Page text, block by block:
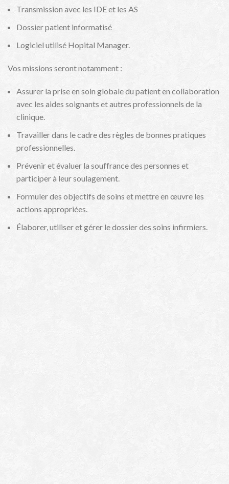
Transmission avec les IDE et les AS
Dossier patient informatisé
Logiciel utilisé Hopital Manager.
Vos missions seront notamment :
Assurer la prise en soin globale du patient en collaboration
avec les aides soignants et autres professionnels de la
clinique.
Travailler dans le cadre des règles de bonnes pratiques
professionnelles.
Prévenir et évaluer la souffrance des personnes et
participer à leur soulagement.
Formuler des objectifs de soins et mettre en œuvre les
actions appropriées.
Élaborer, utiliser et gérer le dossier des soins infirmiers.